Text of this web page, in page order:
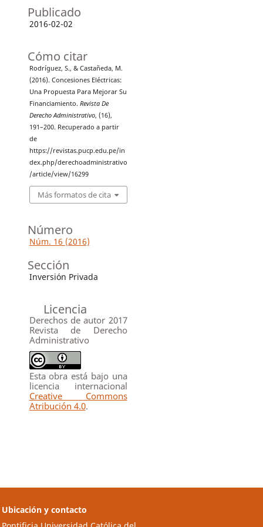
Publicado
2016-02-02
Cómo citar
Rodríguez, S., & Castañeda, M.
(2016). Concesiones Eléctricas:
Una Propuesta Para Mejorar Su
Financiamiento. Revista De
Derecho Administrativo, (16),
191–200. Recuperado a partir
de
https://revistas.pucp.edu.pe/in
dex.php/derechoadministrativo
/article/view/16299
Más formatos de cita
Número
Núm. 16 (2016)
Sección
Inversión Privada
Licencia
Derechos de autor 2017
Revista de Derecho
Administrativo
Esta obra está bajo una
licencia internacional
Creative Commons
Atribución 4.0.
Ubicación y contacto